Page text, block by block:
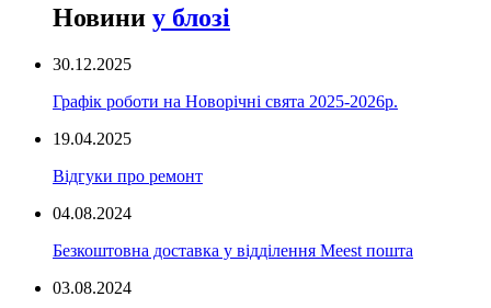
Новини у блозі
30.12.2025
Графік роботи на Новорічні свята 2025-2026р.
19.04.2025
Відгуки про ремонт
04.08.2024
Безкоштовна доставка у відділення Meest пошта
03.08.2024